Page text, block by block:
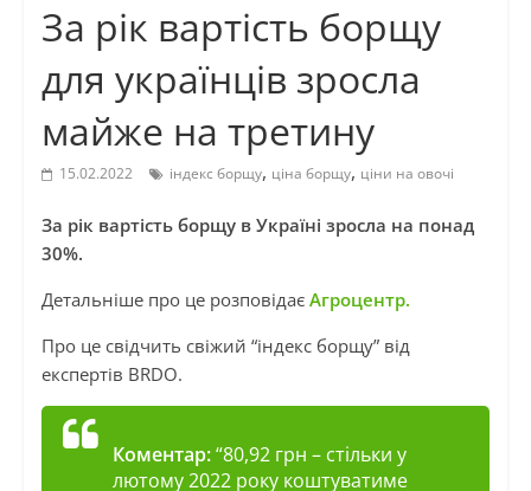
За рік вартість борщу
для українців зросла
майже на третину
15.02.2022 індекс борщу, ціна борщу, ціни на овочі
За рік вартість борщу в Україні зросла на понад
30%.
Детальніше про це розповідає Агроцентр.
Про це свідчить свіжий “індекс борщу” від
експертів BRDO.
Коментар:“80,92 грн – стільки у
лютому 2022 року коштуватиме